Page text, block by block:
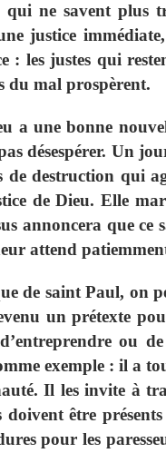
qui ne savent plus
justice
: les justes qui
du mal prospèrent.
a une bonne
désespérer. Un
de destruction qui
de Dieu. Elle
annoncera que ce
attend
de saint Paul, on
un prétexte
ou
exemple : il a
Il les invite à
doivent être
pour les